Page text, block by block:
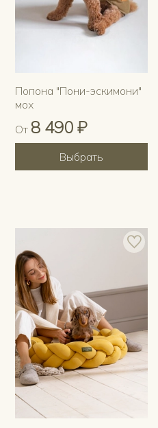
Попона "Пони-эскимони"
мох
От 8 490 ₽
Выбрать